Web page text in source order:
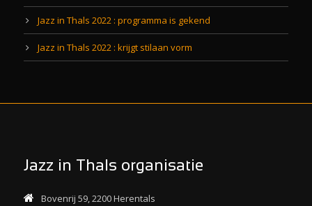
Jazz in Thals 2022 : programma is gekend
Jazz in Thals 2022 : krijgt stilaan vorm
Jazz in Thals organisatie
Bovenrij 59, 2200 Herentals